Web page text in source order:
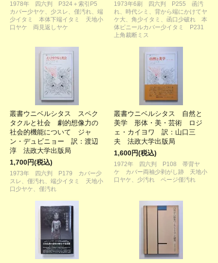
1978年 四六判 P324＋索引P5
カバー少ヤケ、少スレ、僅汚れ、端
少イタミ 本体下端イタミ 天地小
口ヤケ 両見返しヤケ
1973年6刷 四六判 P255 函汚
れ、時代シミ、背から端にかけてヤ
ケ大、角少イタミ、函口少破れ 本
体ビニールカバー少イタミ P231
上角裁断ミス
叢書ウニベルシタス スペク
タクルと社会 劇的想像力の
社会的機能について ジャ
ン・デュビニョー 訳：渡辺
淳 法政大学出版局
1,700円(税込)
1973年 四六判 P179 カバー少
スレ、僅汚れ、端少イタミ 天地小
口少ヤケ、僅汚れ
叢書ウニベルシタス 自然と
美学 形体・美・芸術 ロジ
ェ・カイヨワ 訳：山口三
夫 法政大学出版局
1,600円(税込)
1972年 四六判 P108 帯背ヤ
ケ カバー両袖少剥がし跡 天地小
口ヤケ、少汚れ ページ僅汚れ